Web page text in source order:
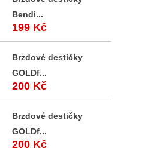
Bendi...
199 Kč
Brzdové destičky
GOLDf...
200 Kč
Brzdové destičky
GOLDf...
200 Kč